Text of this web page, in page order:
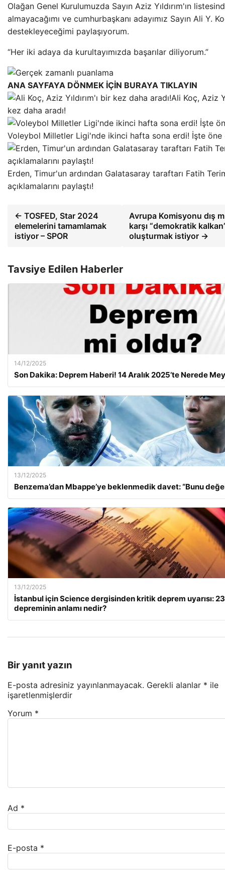
Olağan Genel Kurulumuzda Sayın Aziz Yıldırım'ın
almayacağımı ve cumhurbaşkanı adayımız Sayın Ali Y.
destekleyeceğimi paylaşıyorum.
“Her iki adaya da kurultayımızda başarılar diliyorum.”
ANA SAYFAYA DÖNMEK İÇİN BURAYA TIKLAYIN
Ali Koç, Aziz
kez daha aradı!
Voleybol Milletler Ligi'nde ikinci hafta sona erdi! İşte öne
Erden, Timur'un ardından Galatasaray taraftarı Fatih
açıklamalarını paylaştı!
← TOSFED, Star 2024
elemelerini tamamlamak
istiyor – SPOR
Avrupa Komisyonu dış
karşı “demokratik
oluşturmak istiyor →
Tavsiye Edilen Haberler
14/12/2025
Son Dakika: Deprem Haberi! 14 Aralık 2025’te Nerede
13/12/2025
Benzema’dan Mbappe’ye beklenmedik davet: “Bunu
13/12/2025
İstanbul için Science dergisinden kritik deprem uyarısı:
depreminin anlamı nedir?
Bir yanıt yazın
E-posta adresiniz yayınlanmayacak. Gerekli alanlar * ile
işaretlenmişlerdir
Yorum *
Ad *
E-posta *